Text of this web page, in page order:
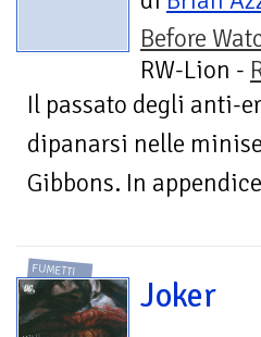
Before
RW-Lion -
Il passato degli anti-
dipanarsi nelle
Gibbons. In
FUMETTI
Joker